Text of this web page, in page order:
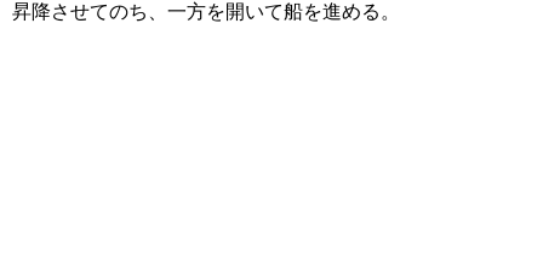
昇降させてのち、一方を開いて船を進める。